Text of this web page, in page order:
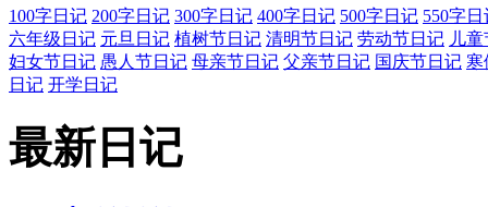
100字日记 200字日记 300字日记 400字日记 500字日记 550字日
六年级日记 元旦日记 植树节日记 清明节日记 劳动节日记 儿
妇女节日记 愚人节日记 母亲节日记 父亲节日记 国庆节日记 寒
日记 开学日记
最新日记